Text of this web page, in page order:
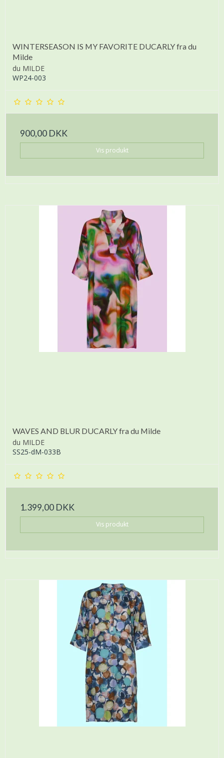
WINTERSEASON IS MY FAVORITE DUCARLY fra du
Milde
du MILDE
WP24-003
900,00 DKK
Vis produkt
WAVES AND BLUR DUCARLY fra du Milde
du MILDE
SS25-dM-033B
1.399,00 DKK
Vis produkt